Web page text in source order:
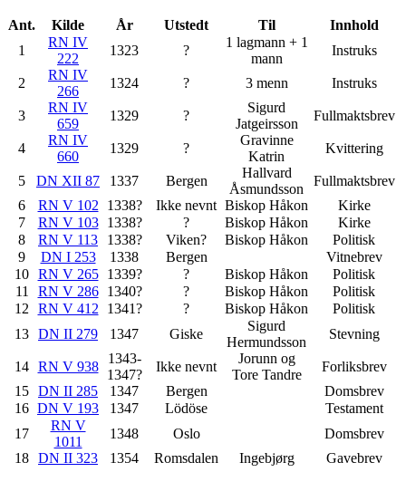
Ant. Kilde År Utstedt Til
Innhold
1
RN IV
222
1323 ?
1 lagmann + 1
mann
Instruks
2
RN IV
266
1324 ? 3 menn Instruks
3
RN IV
659
1329 ?
Sigurd
Jatgeirsson
Fullmaktsbrev
4
RN IV
660
1329 ?
Gravinne
Katrin
Kvittering
5 DN XII 87 1337 Bergen
Hallvard
Åsmundsson
Fullmaktsbrev
6
RN V 102 1338? Ikke nevnt Biskop Håkon
Kirke
7
RN V 103 1338? ? Biskop Håkon
Kirke
8
RN V 113 1338? Viken? Biskop Håkon
Politisk
9
DN I 253 1338 Bergen
Vitnebrev
10 RN V 265 1339? ? Biskop Håkon
Politisk
11
RN V 286 1340? ? Biskop Håkon
Politisk
12
RN V 412 1341? ? Biskop Håkon
Politisk
13 DN II 279 1347 Giske
Sigurd
Hermundsson
Stevning
14 RN V 938
1343-
1347?
Ikke nevnt
Jorunn og
Tore Tandre
Forliksbrev
15 DN II 285 1347 Bergen
Domsbrev
16 DN V 193 1347 Lödöse
Testament
17
RN V
1011
1348 Oslo
Domsbrev
18 DN II 323 1354 Romsdalen Ingebjørg Gavebrev